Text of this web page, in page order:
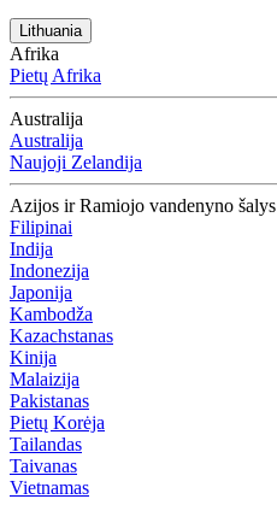
Lithuania
Afrika
Pietų Afrika
Australija
Australija
Naujoji Zelandija
Azijos ir Ramiojo vandenyno šalys
Filipinai
Indija
Indonezija
Japonija
Kambodža
Kazachstanas
Kinija
Malaizija
Pakistanas
Pietų Korėja
Tailandas
Taivanas
Vietnamas